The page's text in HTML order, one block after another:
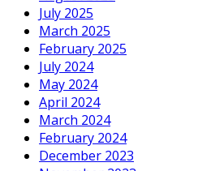
July 2025
March 2025
February 2025
July 2024
May 2024
April 2024
March 2024
February 2024
December 2023